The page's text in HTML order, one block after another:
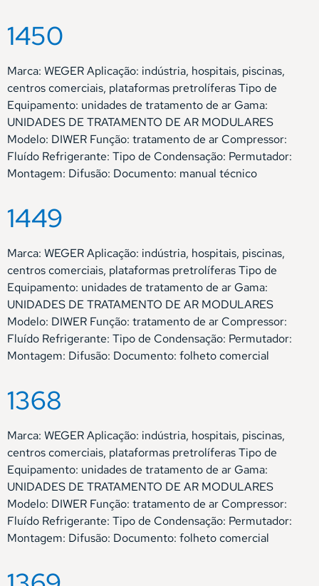
1450
Marca: WEGER Aplicação: indústria, hospitais, piscinas,
centros comerciais, plataformas pretrolíferas Tipo de
Equipamento: unidades de tratamento de ar Gama:
UNIDADES DE TRATAMENTO DE AR MODULARES
Modelo: DIWER Função: tratamento de ar Compressor:
Fluído Refrigerante: Tipo de Condensação: Permutador:
Montagem: Difusão: Documento: manual técnico
1449
Marca: WEGER Aplicação: indústria, hospitais, piscinas,
centros comerciais, plataformas pretrolíferas Tipo de
Equipamento: unidades de tratamento de ar Gama:
UNIDADES DE TRATAMENTO DE AR MODULARES
Modelo: DIWER Função: tratamento de ar Compressor:
Fluído Refrigerante: Tipo de Condensação: Permutador:
Montagem: Difusão: Documento: folheto comercial
1368
Marca: WEGER Aplicação: indústria, hospitais, piscinas,
centros comerciais, plataformas pretrolíferas Tipo de
Equipamento: unidades de tratamento de ar Gama:
UNIDADES DE TRATAMENTO DE AR MODULARES
Modelo: DIWER Função: tratamento de ar Compressor:
Fluído Refrigerante: Tipo de Condensação: Permutador:
Montagem: Difusão: Documento: folheto comercial